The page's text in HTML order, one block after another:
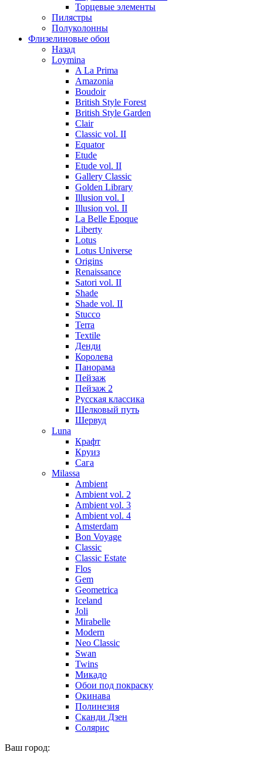
Торцевые элементы
Пилястры
Полуколонны
Флизелиновые обои
Назад
Loymina
A La Prima
Amazonia
Boudoir
British Style Forest
British Style Garden
Clair
Classic vol. II
Equator
Etude
Etude vol. II
Gallery Classic
Golden Library
Illusion vol. I
Illusion vol. II
La Belle Epoque
Liberty
Lotus
Lotus Universe
Origins
Renaissance
Satori vol. II
Shade
Shade vol. II
Stucco
Terra
Textile
Денди
Королева
Панорама
Пейзаж
Пейзаж 2
Русская классика
Шелковый путь
Шервуд
Luna
Крафт
Круиз
Сага
Milassa
Ambient
Ambient vol. 2
Ambient vol. 3
Ambient vol. 4
Amsterdam
Bon Voyage
Classic
Classic Estate
Flos
Gem
Geometrica
Iceland
Joli
Mirabelle
Modern
Neo Classic
Swan
Twins
Микадо
Обои под покраску
Окинава
Полинезия
Сканди Дзен
Солярис
Ваш город: